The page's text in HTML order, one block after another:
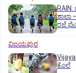
ಶಾಲಾ
ರಜೆ
ವಿಜಯಪುರ
ಕೊಲೆ